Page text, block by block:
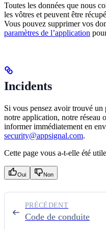
Toutes les données que nous
les vôtres et peuvent être
Vous pouvez supprimer vos
paramètres de l’application
Incidents
Si vous pensez avoir trouvé
notre application, notre réseau
informer immédiatement en
security@appsignal.com.
Cette page vous a-t-elle été
Oui Non
Code de conduite
PRÉCÉDENT